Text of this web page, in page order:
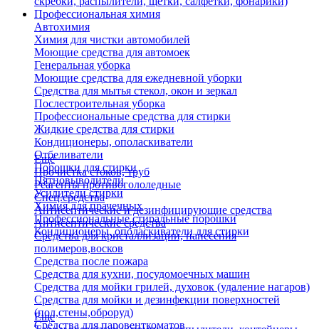
Профессиональная химия
Автохимия
Химия для чистки автомобилей
Моющие средства для автомоек
Генеральная уборка
Моющие средства для ежедневной уборки
Средства для мытья стекол, окон и зеркал
Послестроительная уборка
Профессиональные средства для стирки
Жидкие средства для стирки
Кондиционеры, ополаскиватели
Отбеливатели
Порошки для стирки
Пятновыводители
Усилители стирки
Химия для прачечных
Профессиональные стиральные порошки
Кондиционеры, ополаскиватели для стирки
Еще
Прочистка стоков, труб
Реагенты противогололедные
Спец.средства
Антисептические и дезинфицирующие средства
Антисептические средства
Средства для кристаллизации, нанесения
полимеров,восков
Средства после пожара
Средства для кухни, посудомоечных машин
Средства для мойки грилей, духовок (удаление нагаров)
Средства для мойки и дезинфекции поверхностей
(пол,стены,оброруд)
Средства для паровенткоматов
Еще